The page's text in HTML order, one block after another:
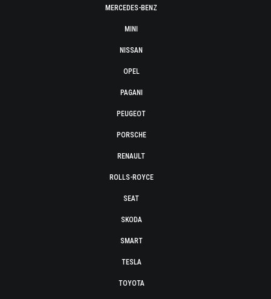
MERCEDES-BENZ
MINI
NISSAN
OPEL
PAGANI
PEUGEOT
PORSCHE
RENAULT
ROLLS-ROYCE
SEAT
SKODA
SMART
TESLA
TOYOTA